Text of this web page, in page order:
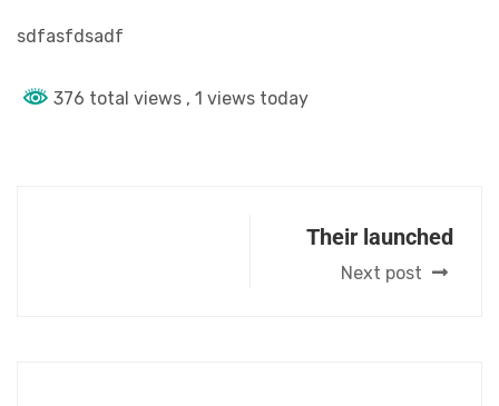
sdfasfdsadf
376 total views , 1 views today
Their launched
Next post